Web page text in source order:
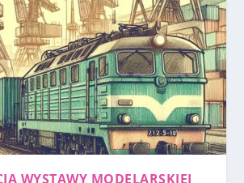
WYSTAWY MODELARSKIEJ